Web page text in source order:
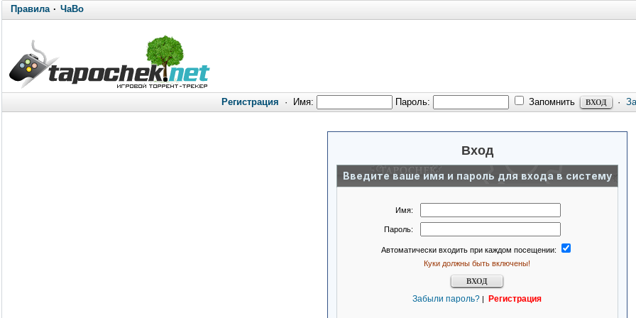
Правила· ЧаВо
Регистрация · Имя: Пароль: Запомнить ·
Вход
Введите ваше имя и пароль для входа в систему
Имя:
Пароль:
Автоматически входить при каждом посещении:
Куки должны быть включены!
Забыли пароль? | Регистрация